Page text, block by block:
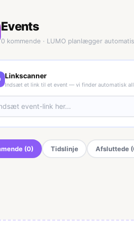
Events
0 kommende · LUMO planlægger
Linkscanner
Indsæt et link til et event — vi finder automatisk
(0) Tidslinje Afsluttede